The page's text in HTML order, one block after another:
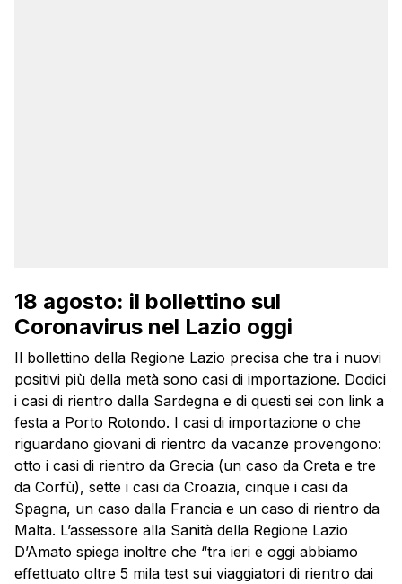
18 agosto: il bollettino sul
Coronavirus nel Lazio oggi
Il bollettino della Regione Lazio precisa che tra i nuovi
positivi più della metà sono casi di importazione. Dodici
i casi di rientro dalla Sardegna e di questi sei con link a
festa a Porto Rotondo. I casi di importazione o che
riguardano giovani di rientro da vacanze provengono:
otto i casi di rientro da Grecia (un caso da Creta e tre
da Corfù), sette i casi da Croazia, cinque i casi da
Spagna, un caso dalla Francia e un caso di rientro da
Malta. L’assessore alla Sanità della Regione Lazio
D’Amato spiega inoltre che “tra ieri e oggi abbiamo
effettuato oltre 5 mila test sui viaggiatori di rientro dai